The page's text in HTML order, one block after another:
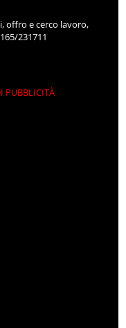
offro e cerco lavoro,
231711
PUBBLICITÀ